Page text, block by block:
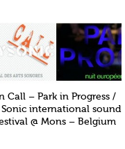
Call – Park in Progress /
international sound
@ Mons – Belgium